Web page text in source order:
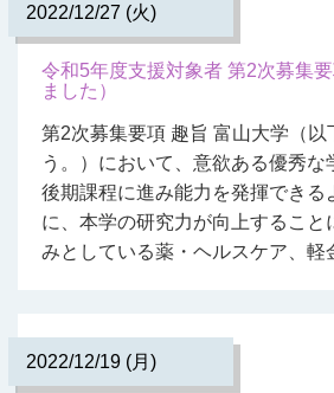
2022/12/27 (火)
令和5年度支援対象者 第2次募集
ました）
第2次募集要項 趣旨 富山大学（以
う。）において、意欲ある優秀な
後期課程に進み能力を発揮できる
に、本学の研究力が向上すること
みとしている薬・ヘルスケア、
2022/12/19 (月)